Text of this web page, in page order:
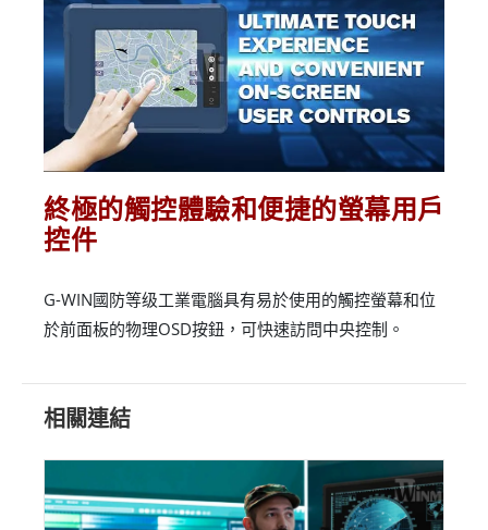
終極的觸控體驗和便捷的螢幕用戶
控件
G-WIN國防等级工業電腦具有易於使用的觸控螢幕和位
於前面板的物理OSD按鈕，可快速訪問中央控制。
相關連結